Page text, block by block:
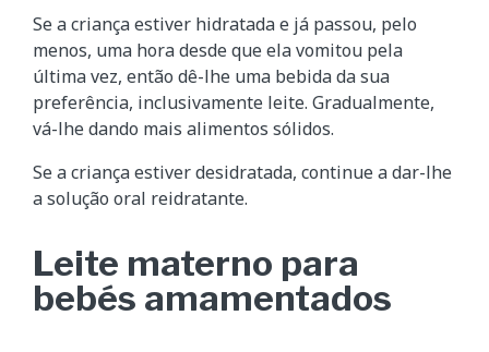
Se a criança estiver hidratada e já passou, pelo
menos, uma hora desde que ela vomitou pela
última vez, então dê-lhe uma bebida da sua
preferência, inclusivamente leite. Gradualmente,
vá-lhe dando mais alimentos sólidos.
Se a criança estiver desidratada, continue a dar-lhe
a solução oral reidratante.
Leite materno para
bebés amamentados